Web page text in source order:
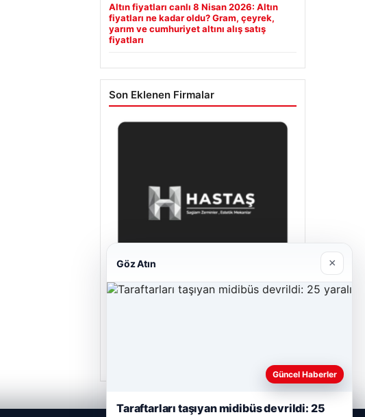
Altın fiyatları canlı 8 Nisan 2026: Altın
fiyatları ne kadar oldu? Gram, çeyrek,
yarım ve cumhuriyet altını alış satış
fiyatları
Son Eklenen Firmalar
Göz Atın ×
Güncel Haberler
Taraftarları taşıyan midibüs devrildi: 25